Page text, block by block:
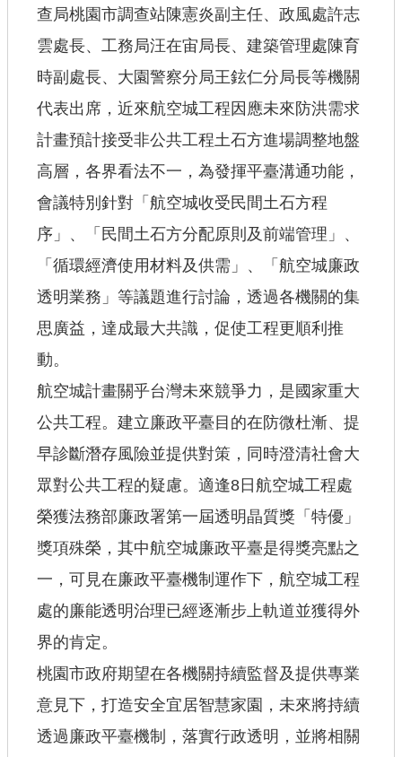
【隱私權政策】
【政府網站資料開放宣告】
查局桃園市調查站陳憲炎副主任、政風處許志
雲處長、工務局汪在宙局長、建築管理處陳育
時副處長、大園警察分局王鉉仁分局長等機關
代表出席，近來航空城工程因應未來防洪需求
計畫預計接受非公共工程土石方進場調整地盤
高層，各界看法不一，為發揮平臺溝通功能，
會議特別針對「航空城收受民間土石方程
序」、「民間土石方分配原則及前端管理」、
「循環經濟使用材料及供需」、「航空城廉政
透明業務」等議題進行討論，透過各機關的集
思廣益，達成最大共識，促使工程更順利推
動。
航空城計畫關乎台灣未來競爭力，是國家重大
公共工程。建立廉政平臺目的在防微杜漸、提
早診斷潛存風險並提供對策，同時澄清社會大
眾對公共工程的疑慮。適逢8日航空城工程處
榮獲法務部廉政署第一屆透明晶質獎「特優」
獎項殊榮，其中航空城廉政平臺是得獎亮點之
一，可見在廉政平臺機制運作下，航空城工程
處的廉能透明治理已經逐漸步上軌道並獲得外
界的肯定。
桃園市政府期望在各機關持續監督及提供專業
意見下，打造安全宜居智慧家園，未來將持續
透過廉政平臺機制，落實行政透明，並將相關